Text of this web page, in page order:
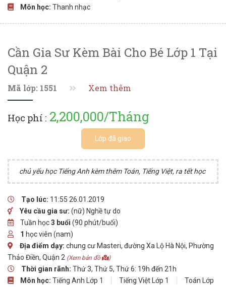
Môn học: Thanh nhạc
Cần Gia Sư Kèm Bài Cho Bé Lớp 1 Tại
Quận 2
Mã lớp: 1551 Xem thêm
Học phí : 2,200,000/Tháng
Lớp đã giao
chủ yếu học Tiếng Anh kèm thêm Toán, Tiếng Việt, ra tết học
Tạo lúc: 11:55 26.01.2019
Yêu cầu gia sư: (nữ) Nghề tự do
Tuần học3 buổi (90 phút/buổi)
1 học viên (nam)
Địa điểm dạy: chung cư Masteri, đường Xa Lộ Hà Nội, Phường
Thảo Điền, Quận 2 (Xem bản đồ )
Thời gian rãnh: Thứ 3, Thứ 5, Thứ 6: 19h đến 21h
Môn học: Tiếng Anh Lớp 1 Tiếng Việt Lớp 1
Toán Lớp